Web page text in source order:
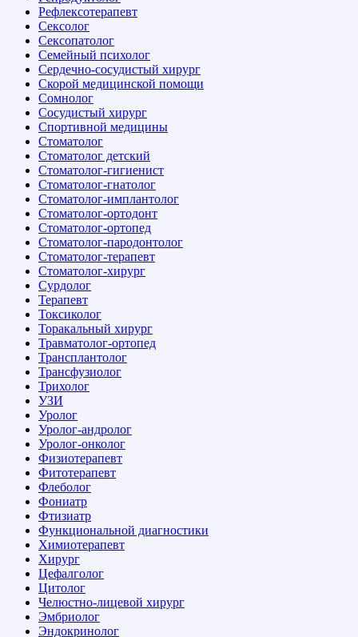
Рефлексотерапевт
Сексолог
Сексопатолог
Семейный психолог
Сердечно-сосудистый хирург
Скорой медицинской помощи
Сомнолог
Сосудистый хирург
Спортивной медицины
Стоматолог
Стоматолог детский
Стоматолог-гигиенист
Стоматолог-гнатолог
Стоматолог-имплантолог
Стоматолог-ортодонт
Стоматолог-ортопед
Стоматолог-пародонтолог
Стоматолог-терапевт
Стоматолог-хирург
Сурдолог
Терапевт
Токсиколог
Торакальный хирург
Травматолог-ортопед
Трансплантолог
Трансфузиолог
Трихолог
УЗИ
Уролог
Уролог-андролог
Уролог-онколог
Физиотерапевт
Фитотерапевт
Флеболог
Фониатр
Фтизиатр
Функциональной диагностики
Химиотерапевт
Хирург
Цефалголог
Цитолог
Челюстно-лицевой хирург
Эмбриолог
Эндокринолог